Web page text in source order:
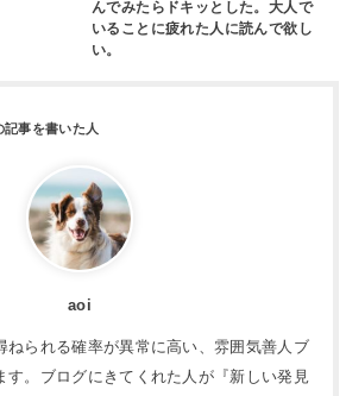
んでみたらドキッとした。大人で
いることに疲れた人に読んで欲し
い。
aoi
ねられる確率が異常に高い、雰囲気善人ブ
す。ブログにきてくれた人が『新しい発見